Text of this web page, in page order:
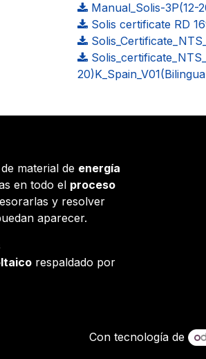
Manual_Solis-3P(12-
Solis certificate RD
de material de energía
en todo el proceso
y resolver
aparecer.
respaldado por
Con tecnología de